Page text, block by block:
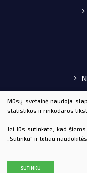
Mūsų svetainė naudoja
statistikos ir rinkodaros
Jei Jūs sutinkate, kad
„Sutinku“ ir toliau
SUTINKU